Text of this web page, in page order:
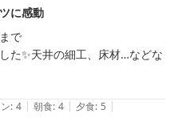
ざいます。
くりとお寛ぎいただけており
りがとうございます。
よりの励みです。
にお立ち寄りください。
心よりお待ちしております。
に感動
で
た✨天井の細工、床材…などな
付きの部屋を選びました。ゆった
えるお部屋でした。ウェルカムス
: 4 | 朝食: 4 | 夕食: 5 |